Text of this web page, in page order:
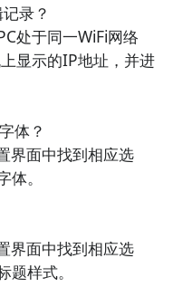
整理等功能，让您
理手机垃圾文件、缓
用的文件管理工
录？
处于同一WiFi网络
显示的IP地址，并进
体？
界面中找到相应选
。
界面中找到相应选
样式。